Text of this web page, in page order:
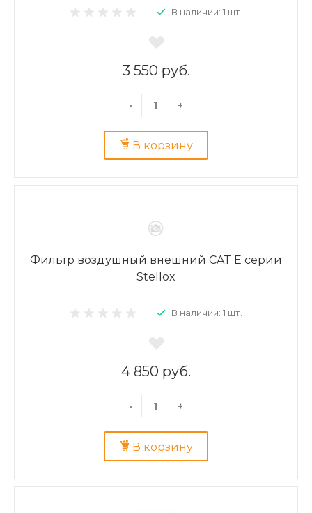
В наличии: 1 шт.
3 550 руб.
- +
В корзину
Фильтр воздушный внешний CAT E серии
Stellox
В наличии: 1 шт.
4 850 руб.
- +
В корзину